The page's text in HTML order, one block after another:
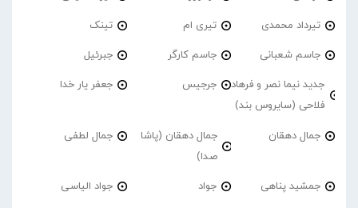
تیرداد محمدی تیری ام تینک
جاسم شعبانی جاسم کارگر جبرئیل
جدید نیما نصر و فرهاد
فلاحی (سایروس بند)
جرجیس جعفر یار خدا
جمال دهقان
جمال دهقان (پاشا
صدا)
جمال لطفی
جمشید پناهی جواد جواد الیاسی